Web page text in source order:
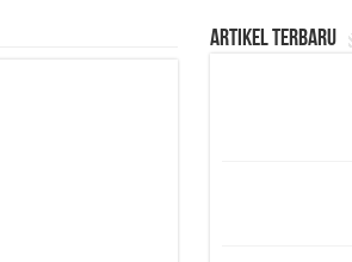
Artikel Terbaru